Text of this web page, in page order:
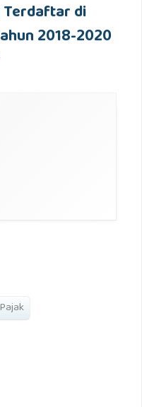
Terdaftar di
2018-2020